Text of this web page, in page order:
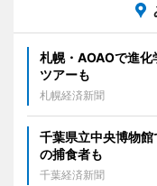
札幌・AOAOで進
ツアーも
札幌経済新聞
千葉県立中央博物
の捕食者も
千葉経済新聞